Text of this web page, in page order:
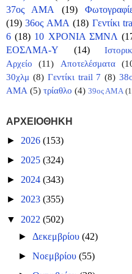
37ος ΑΜΑ
(19)
(19) 36ος ΑΜΑ (18) Γεντίκι
6 (18) 10 ΧΡΟΝΙΑ ΣΜΝΛ
ΕΟΣΛΜΑ-Υ
(14)
Αρχείο
(11) Αποτελέσματα
30χλμ (8) Γεντίκι trail 7 (8)
ΑΜΑ (5) τρίαθλο (4) 39ος ΑΜΑ
ΑΡΧΕΙΟΘΗΚΗ
► 2026 (153)
► 2025 (324)
► 2024 (343)
► 2023 (355)
▼ 2022 (502)
► Δεκεμβρίου(42)
►Νοεμβρίου(55)